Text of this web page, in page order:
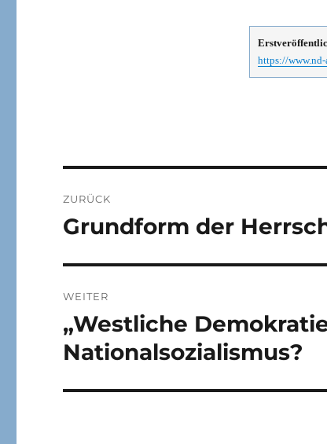
https://
ZURÜCK
Vorheriger
Grundform der
WEITER
Nächster
Beitrag:
„Westliche
Nationalsozialismus?